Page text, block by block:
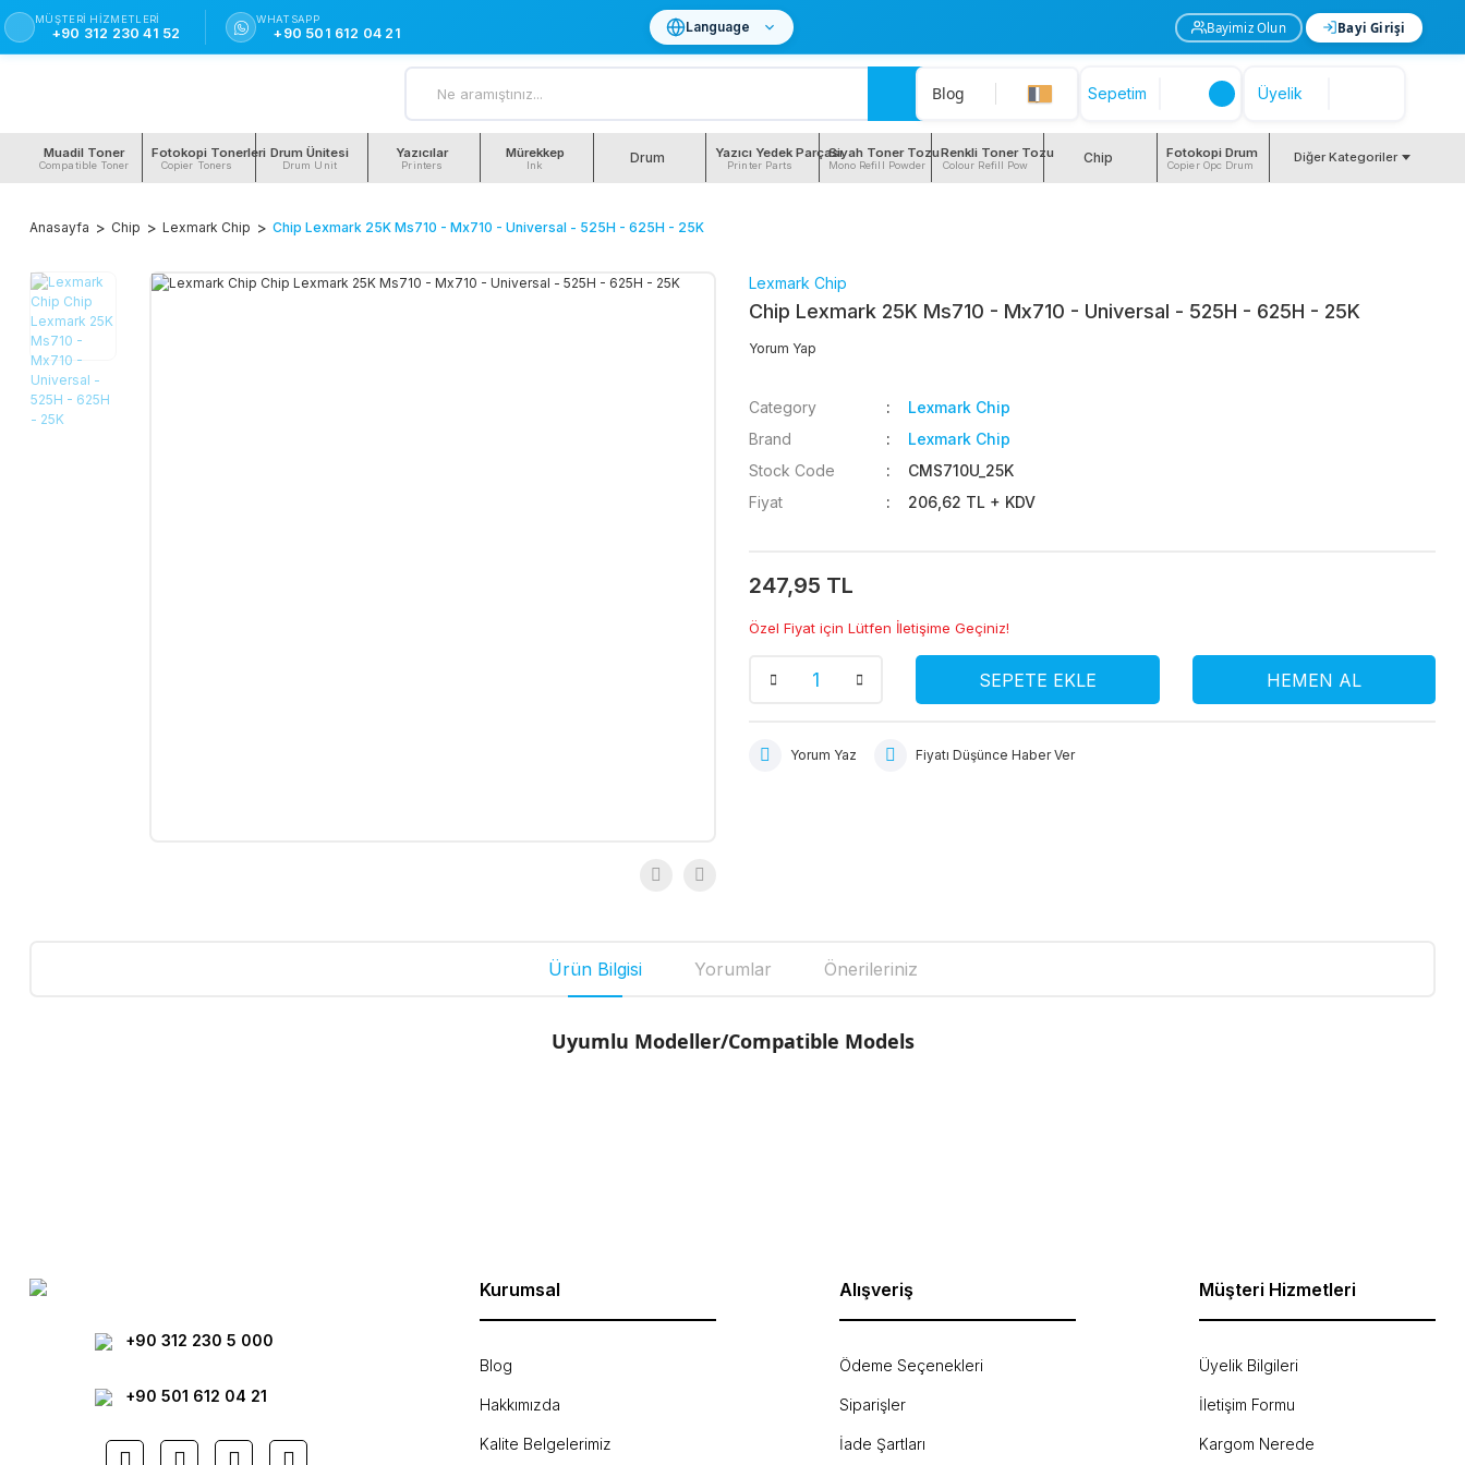
MÜŞTERI HIZMETLERI
+90 312 230 41 52
WHATSAPP
+90 501 612 04 21 Language Bayimiz Olun Bayi Girişi
Blog Sepetim Üyelik
Muadil Toner
Compatible Toner
Fotokopi Tonerleri
Copier Toners
Drum Ünitesi
Drum Unit
Yazıcılar
Printers
Mürekkep
Ink Drum Yazıcı Yedek Parçası
Printer Parts
Siyah Toner Tozu
Mono Refill Powder
Renkli Toner Tozu
Colour Refill Pow Chip Fotokopi Drum
Copier Opc Drum Diğer Kategoriler
Anasayfa Chip Lexmark Chip Chip Lexmark 25K Ms710 - Mx710 - Universal - 525H - 625H - 25K
Lexmark Chip
Chip Lexmark 25K Ms710 - Mx710 - Universal - 525H - 625H - 25K
Yorum Yap
Category
Lexmark Chip
Brand
Lexmark Chip
Stock Code
CMS710U_25K
Fiyat
206,62 TL + KDV
247,95 TL
Özel Fiyat için Lütfen İletişime Geçiniz!
SEPETE EKLE HEMEN AL
Yorum Yaz Fiyatı Düşünce Haber Ver
Ürün Bilgisi Yorumlar Önerileriniz
Uyumlu Modeller/Compatible Models
+90 312 230 5 000
+90 501 612 04 21
Kurumsal
Blog
Hakkımızda
Kalite Belgelerimiz
Alışveriş
Ödeme Seçenekleri
Siparişler
İade Şartları
Müşteri Hizmetleri
Üyelik Bilgileri
İletişim Formu
Kargom Nerede